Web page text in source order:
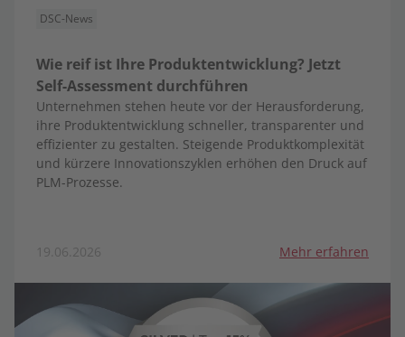
DSC-News
Wie reif ist Ihre Produktentwicklung? Jetzt
Self-Assessment durchführen
Unternehmen stehen heute vor der Herausforderung,
ihre Produktentwicklung schneller, transparenter und
effizienter zu gestalten. Steigende Produktkomplexität
und kürzere Innovationszyklen erhöhen den Druck auf
PLM-Prozesse.
19.06.2026 Mehr erfahren